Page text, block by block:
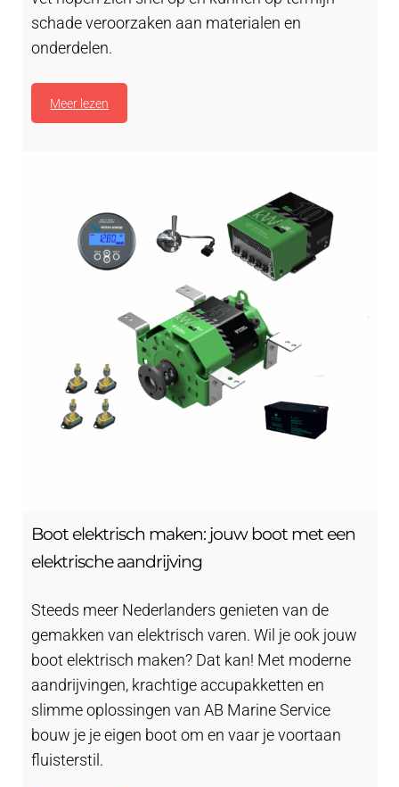
schade veroorzaken aan materialen en
onderdelen.
Meer lezen
Boot elektrisch maken: jouw boot met een
elektrische aandrijving
Steeds meer Nederlanders genieten van de
gemakken van elektrisch varen. Wil je ook jouw
boot elektrisch maken? Dat kan! Met moderne
aandrijvingen, krachtige accupakketten en
slimme oplossingen van AB Marine Service
bouw je je eigen boot om en vaar je voortaan
fluisterstil.